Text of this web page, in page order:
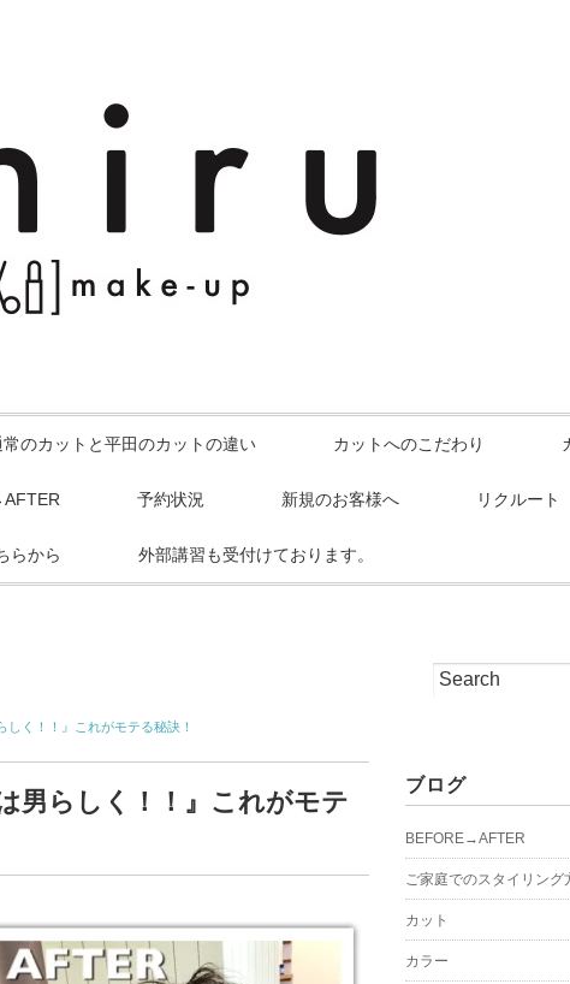
常のカットと平田のカットの違い カットへのこだわり
予約状況 新規のお客様へ リクルート
らから 外部講習も受付けております。
く！！』これがモテる秘訣！
男らしく！！』これがモテ
ブログ
BEFORE→AFTER
ご家庭でのスタイリング
カット
カラー